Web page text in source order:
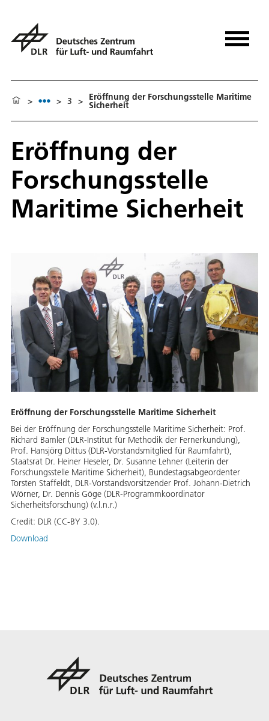
> > 3 > Eröffnung der Forschungsstelle Maritime
Sicherheit
Eröffnung der
Forschungsstelle
Maritime Sicherheit
Eröffnung der Forschungsstelle Maritime Sicherheit
Bei der Eröffnung der Forschungsstelle Maritime Sicherheit: Prof.
Richard Bamler (DLR-Institut für Methodik der Fernerkundung),
Prof. Hansjörg Dittus (DLR-Vorstandsmitglied für Raumfahrt),
Staatsrat Dr. Heiner Heseler, Dr. Susanne Lehner (Leiterin der
Forschungsstelle Maritime Sicherheit), Bundestagsabgeordenter
Torsten Staffeldt, DLR-Vorstandsvorsitzender Prof. Johann-Dietrich
Wörner, Dr. Dennis Göge (DLR-Programmkoordinator
Sicherheitsforschung) (v.l.n.r.)
Credit: DLR (CC-BY 3.0).
Download